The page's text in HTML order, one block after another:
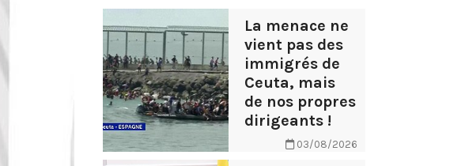
La menace ne
vient pas des
immigrés de
Ceuta, mais
de nos propres
dirigeants !
03/08/2026